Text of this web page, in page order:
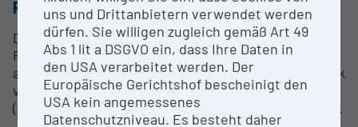
RESEARCH SERVICES
Derzeit werden keine Research Services für diese
Forschungsinfrastruktur angeboten. Bei Interesse
an einer Kooperation setzen Sie sich bitte mit Frank
von der Kammer
(frank.von.der.kammer@univie.ac.at ) in Verbindung.
uns und Drittanbietern verwendet werden
dürfen. Sie willigen zugleich gemäß Art 49
Abs 1 lit a DSGVO ein, dass Ihre Daten in
den USA verarbeitet werden. Der
Europäische Gerichtshof bescheinigt den
USA kein angemessenes
Datenschutzniveau. Es besteht daher